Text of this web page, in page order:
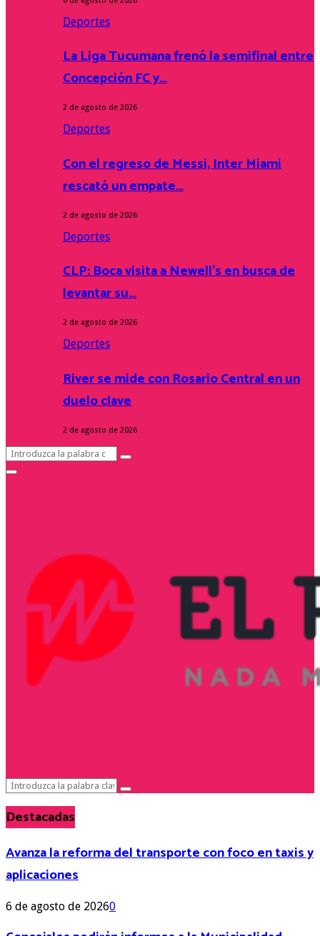
Deportes
La Liga Tucumana frenó la semifinal entre
Concepción FC y…
2 de agosto de 2026
Deportes
Con el regreso de Messi, Inter Miami
rescató un empate…
2 de agosto de 2026
Deportes
CLP: Boca visita a Newell’s en busca de
levantar su…
2 de agosto de 2026
Deportes
River se mide con Rosario Central en un
duelo clave
2 de agosto de 2026
Search
for:
Search
Facebook
Twitter
Instagram
Youtube
Primary
Search
for:
Search
Destacadas
Avanza la reforma del transporte con foco en taxis y
aplicaciones
6 de agosto de 20260